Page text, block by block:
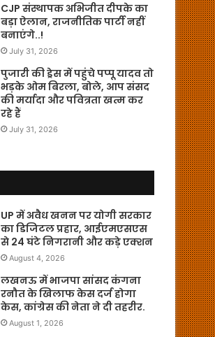
CJP संस्थापक अभिजीत दीपके का
बड़ा ऐलान, राजनीतिक पार्टी नहीं
बनाएंगे..!
July 31, 2026
पुजारी की ड्रेस में पहुंचे पप्पू यादव तो
भड़के ओम बिरला, बोले, आप संसद
की मर्यादा और पवित्रता खत्म कर
रहे हैं
July 31, 2026
UP में अवैध खनन पर योगी सरकार
का डिजिटल प्रहार, आईएमएसएस
से 24 घंटे निगरानी और कड़े एक्शन
August 4, 2026
लखनऊ में भाजपा सांसद कंगना
रनौत के खिलाफ केस दर्ज होगा
केस, कांग्रेस की नेता ने दी तहरीर.
August 1, 2026